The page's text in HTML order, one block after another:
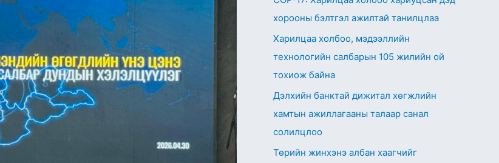
хорооны бэлтгэл ажилтай танилцлаа
Харилцаа холбоо, мэдээллийн
технологийн салбарын 105 жилийн ой
тохиож байна
Дэлхийн банктай дижитал хөгжлийн
хамтын ажиллагааны талаар санал
солилцлоо
Төрийн жинхэнэ албан хаагчийг